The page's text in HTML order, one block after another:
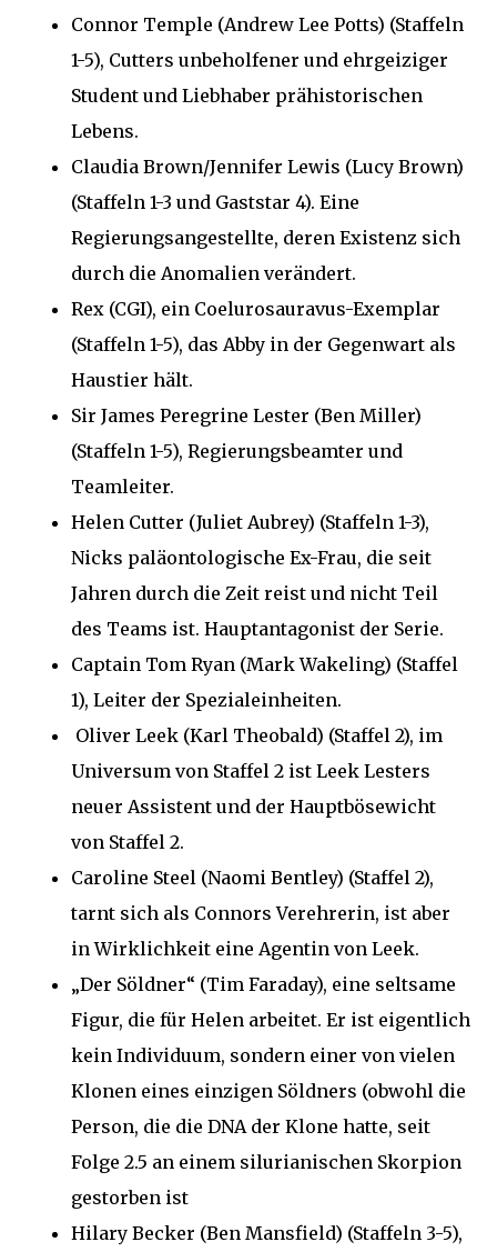
Connor Temple (Andrew Lee Potts) (Staffeln
1-5), Cutters unbeholfener und ehrgeiziger
Student und Liebhaber prähistorischen
Lebens.
Claudia Brown/Jennifer Lewis (Lucy Brown)
(Staffeln 1-3 und Gaststar 4). Eine
Regierungsangestellte, deren Existenz sich
durch die Anomalien verändert.
Rex (CGI), ein Coelurosauravus-Exemplar
(Staffeln 1-5), das Abby in der Gegenwart als
Haustier hält.
Sir James Peregrine Lester (Ben Miller)
(Staffeln 1-5), Regierungsbeamter und
Teamleiter.
Helen Cutter (Juliet Aubrey) (Staffeln 1-3),
Nicks paläontologische Ex-Frau, die seit
Jahren durch die Zeit reist und nicht Teil
des Teams ist. Hauptantagonist der Serie.
Captain Tom Ryan (Mark Wakeling) (Staffel
1), Leiter der Spezialeinheiten.
Oliver Leek (Karl Theobald) (Staffel 2), im
Universum von Staffel 2 ist Leek Lesters
neuer Assistent und der Hauptbösewicht
von Staffel 2.
Caroline Steel (Naomi Bentley) (Staffel 2),
tarnt sich als Connors Verehrerin, ist aber
in Wirklichkeit eine Agentin von Leek.
„Der Söldner“ (Tim Faraday), eine seltsame
Figur, die für Helen arbeitet. Er ist eigentlich
kein Individuum, sondern einer von vielen
Klonen eines einzigen Söldners (obwohl die
Person, die die DNA der Klone hatte, seit
Folge 2.5 an einem silurianischen Skorpion
gestorben ist
Hilary Becker (Ben Mansfield) (Staffeln 3-5),